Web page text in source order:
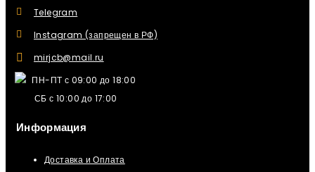
Telegram
Instagram (запрещен в РФ)
mirjcb@mail.ru
ПН-ПТ с 09:00 до 18:00
СБ с 10:00 до 17:00
Информация
Доставка и Оплата